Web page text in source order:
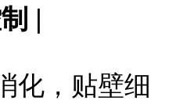
|
化，贴壁细